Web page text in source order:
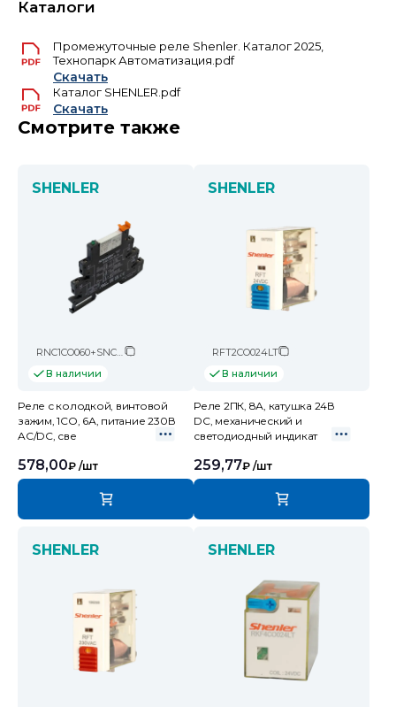
Каталоги
Промежуточные реле Shenler. Каталог 2025,
Технопарк Автоматизация.pdf
Скачать
Каталог SHENLER.pdf
Скачать
Смотрите также
SHENLER
RNC1CO060+SNC05-E-D
В наличии
Реле с колодкой, винтовой
зажим, 1CO, 6А, питание 230В
AC/DC, све
578,00₽ /шт
SHENLER
RFT2CO024LT
В наличии
Реле 2ПК, 8А, катушка 24В
DC, механический и
светодиодный индикат
259,77₽ /шт
SHENLER SHENLER